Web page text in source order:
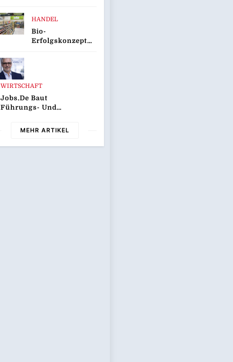
Verschärft Die
Wirtschaftskrise
HANDEL
Bio-
Erfolgskonzept
Welt Bei EDEKA
WIRTSCHAFT
Jobs.de Baut
Führungs- Und
Aus / Wolfgang Weber
Schlüsselrolle Für
MEHR ARTIKEL